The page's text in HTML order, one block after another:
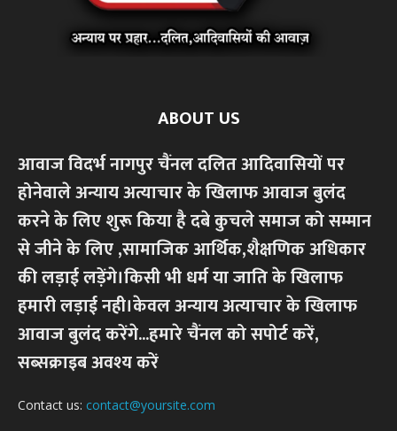
ABOUT US
आवाज विदर्भ नागपुर चैंनल दलित आदिवासियों पर
होनेवाले अन्याय अत्याचार के खिलाफ आवाज बुलंद
करने के लिए शुरू किया है दबे कुचले समाज को सम्मान
से जीने के लिए ,सामाजिक आर्थिक,शैक्षणिक अधिकार
की लड़ाई लड़ेंगे।किसी भी धर्म या जाति के खिलाफ
हमारी लड़ाई नही।केवल अन्याय अत्याचार के खिलाफ
आवाज बुलंद करेंगे...हमारे चैंनल को सपोर्ट करें,
सब्सक्राइब अवश्य करें
Contact us: contact@yoursite.com